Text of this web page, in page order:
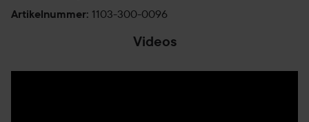
heltäckande resultat Avsluta med att applicera Essie top
14 ml
Artikelnummer: 1103-300-0096
Videos